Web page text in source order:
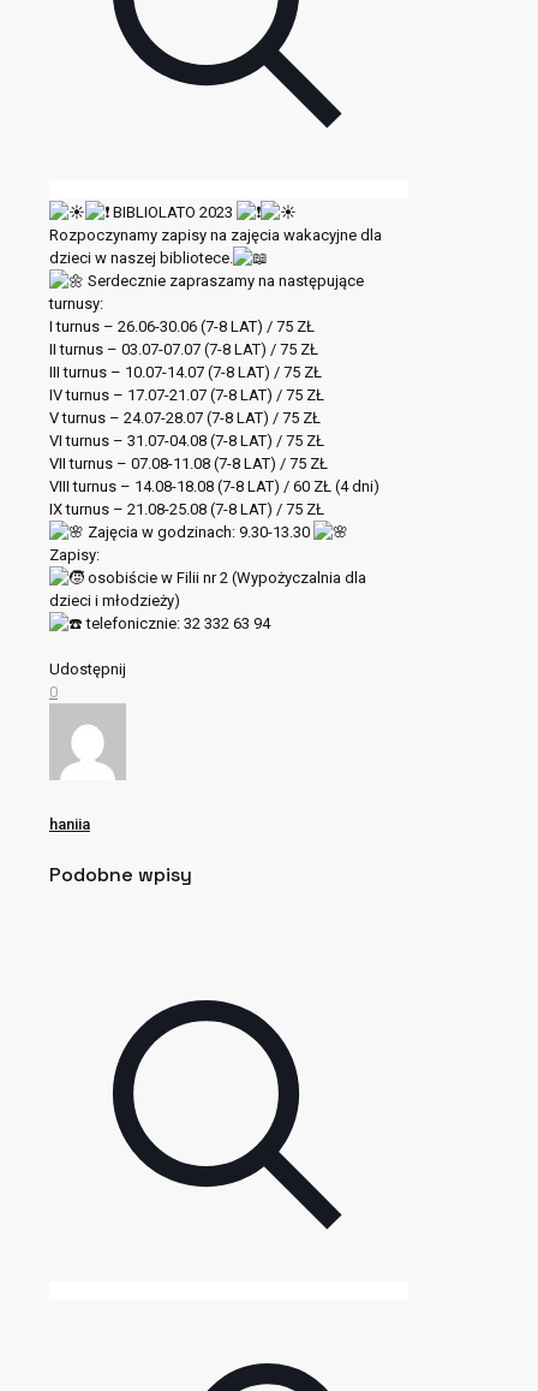
BIBLIOLATO 2023
Rozpoczynamy zapisy na zajęcia wakacyjne dla
dzieci w naszej bibliotece.
Serdecznie zapraszamy na następujące
turnusy:
I turnus – 26.06-30.06 (7-8 LAT) / 75 ZŁ
II turnus – 03.07-07.07 (7-8 LAT) / 75 ZŁ
III turnus – 10.07-14.07 (7-8 LAT) / 75 ZŁ
IV turnus – 17.07-21.07 (7-8 LAT) / 75 ZŁ
V turnus – 24.07-28.07 (7-8 LAT) / 75 ZŁ
VI turnus – 31.07-04.08 (7-8 LAT) / 75 ZŁ
VII turnus – 07.08-11.08 (7-8 LAT) / 75 ZŁ
VIII turnus – 14.08-18.08 (7-8 LAT) / 60 ZŁ (4 dni)
IX turnus – 21.08-25.08 (7-8 LAT) / 75 ZŁ
Zajęcia w godzinach: 9.30-13.30
Zapisy:
osobiście w Filii nr 2 (Wypożyczalnia dla
dzieci i młodzieży)
telefonicznie: 32 332 63 94
Udostępnij
0
haniia
Podobne wpisy